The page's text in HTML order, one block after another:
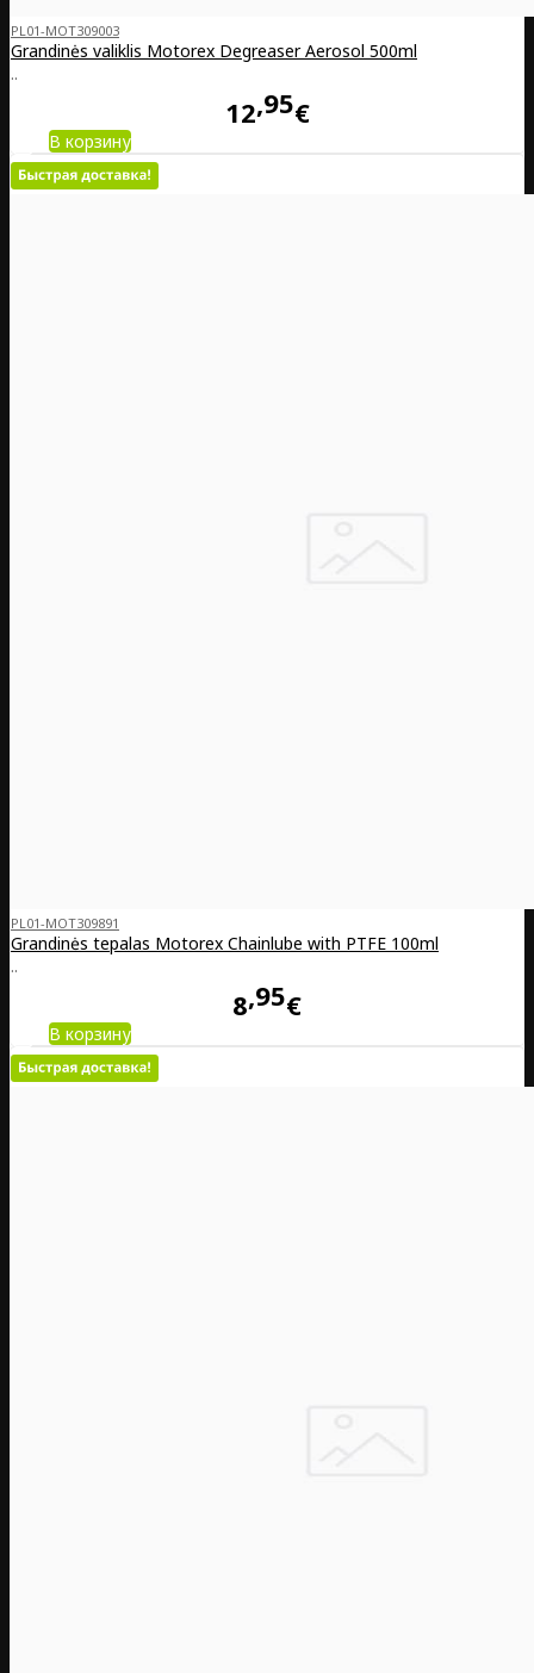
PL01-MOT309003
Grandinės valiklis Motorex Degreaser Aerosol 500ml
..
12 95€
В корзину
PL01-MOT309891
Grandinės tepalas Motorex Chainlube with PTFE 100ml
..
8 95€
В корзину